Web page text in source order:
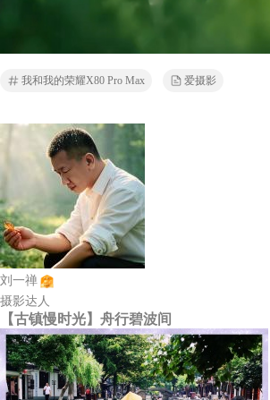
我和我的荣耀X80 Pro Max 爱摄影
刘一禅
摄影达人
【古镇慢时光】舟行碧波间